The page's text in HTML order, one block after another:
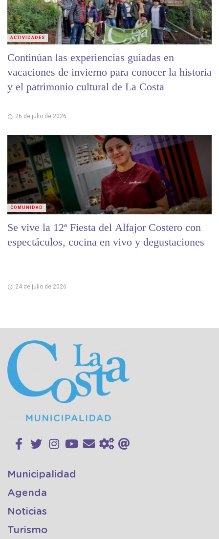
Continúan las experiencias guiadas en
vacaciones de invierno para conocer la historia
y el patrimonio cultural de La Costa
26 de julio de 2026
ACTIVIDADES
Se vive la 12ª Fiesta del Alfajor Costero con
espectáculos, cocina en vivo y degustaciones
24 de julio de 2026
COMUNIDAD
Municipalidad
Agenda
Noticias
Turismo